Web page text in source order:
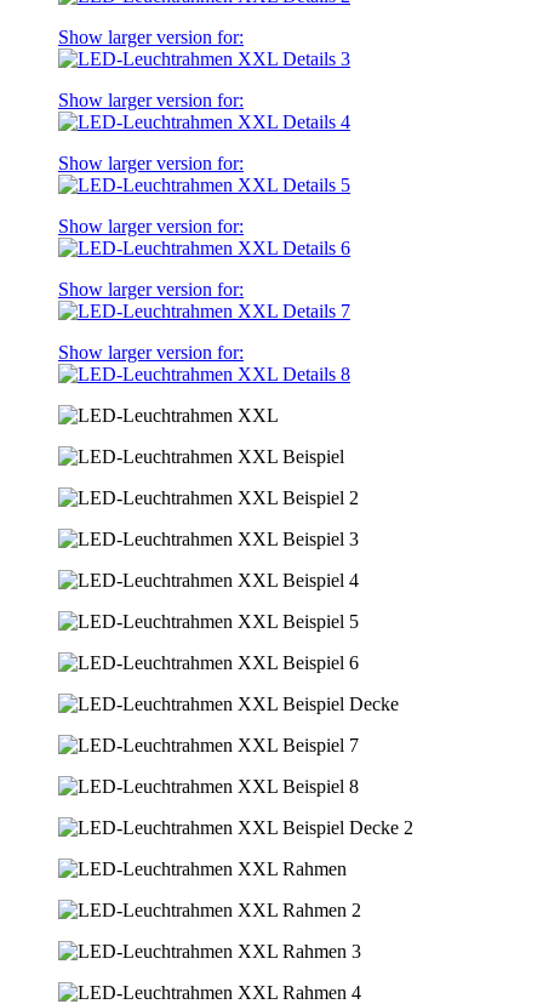
Show larger version for:
Show larger version for:
Show larger version for:
Show larger version for:
Show larger version for:
Show larger version for: